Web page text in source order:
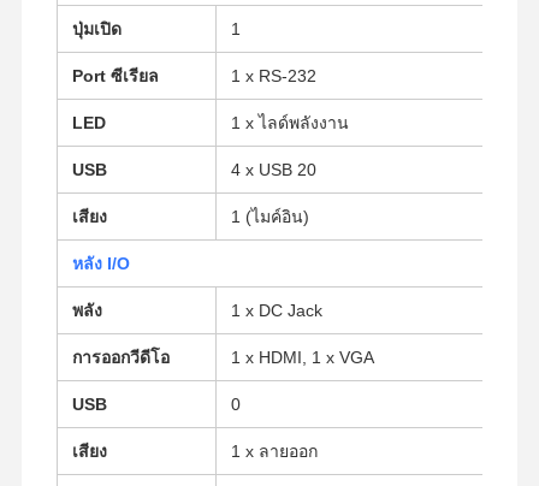
ควบคุม
คุณภาพ
ติดต่อเรา
พูดคุยกันตอน
นี้
Firewall มินิพีซี
มินิพีซีอุตสาหกรรม
ปุ่มเปิด 1
Port ซีเรียล 1 x RS-232
LED 1 x ไลด์พลังงาน
USB 4 x USB 20
เสียง 1 (ไมค์อิน)
หลัง I/O
พลัง 1 x DC Jack
การออกวีดีโอ 1 x HDMI, 1 x VGA
USB 0
เสียง 1 x ลายออก